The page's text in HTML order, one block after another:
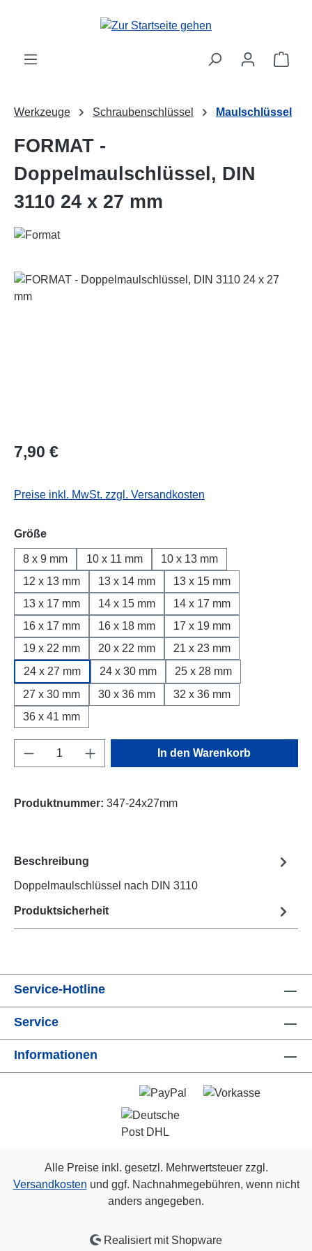
Zum Hauptinhalt springen
Werkzeuge Schraubenschlüssel Maulschlüssel
FORMAT -
Doppelmaulschlüssel, DIN
3110 24 x 27 mm
Bildergalerie überspringen
Regulärer Preis:
7,90 €
Preise inkl. MwSt. zzgl. Versandkosten
Größeauswählen
8 x 9 mm 10 x 11 mm
10 x 13 mm
12 x 13 mm
13 x 14 mm
13 x 15 mm
13 x 17 mm
14 x 15 mm
14 x 17 mm
16 x 17 mm
16 x 18 mm
17 x 19 mm
19 x 22 mm
20 x 22 mm
21 x 23 mm
24 x 27 mm
24 x 30 mm
25 x 28 mm
27 x 30 mm
30 x 36 mm
32 x 36 mm
36 x 41 mm
Produkt Anzahl: Gib den gewünschten
In den Warenkorb
Produktnummer: 347-24x27mm
Beschreibung
Doppelmaulschlüssel nach DIN 3110
Produktsicherheit
Service-Hotline
Service
Informationen
Alle Preise inkl. gesetzl. Mehrwertsteuer zzgl.
Versandkosten und ggf. Nachnahmegebühren, wenn nicht
anders angegeben.
Realisiert mit Shopware